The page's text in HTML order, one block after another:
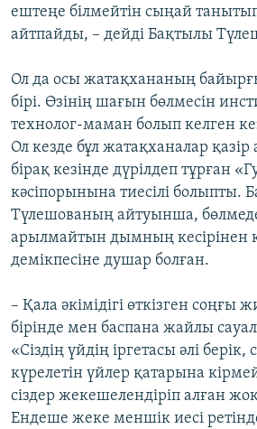
ештеңе білмейтін сыңай
айтпайды, – дейді Бақтылы
Ол да осы жатақхананың
бірі. Өзінің шағын бөлмесін
технолог-маман болып келген
Ол кезде бұл жатақханалар
бірақ кезінде дүрілдеп тұрған
кәсіпорынына тиесілі болыпты.
Түлешованың айтуынша,
арылмайтын дымның кесірінен
демікпесіне душар болған.
– Қала әкімідігі өткізген
бірінде мен баспана жайлы
«Сіздің үйдің іргетасы әлі
күрелетін үйлер қатарына
сіздер жекешелендіріп алған
Ендеше жеке меншік иесі